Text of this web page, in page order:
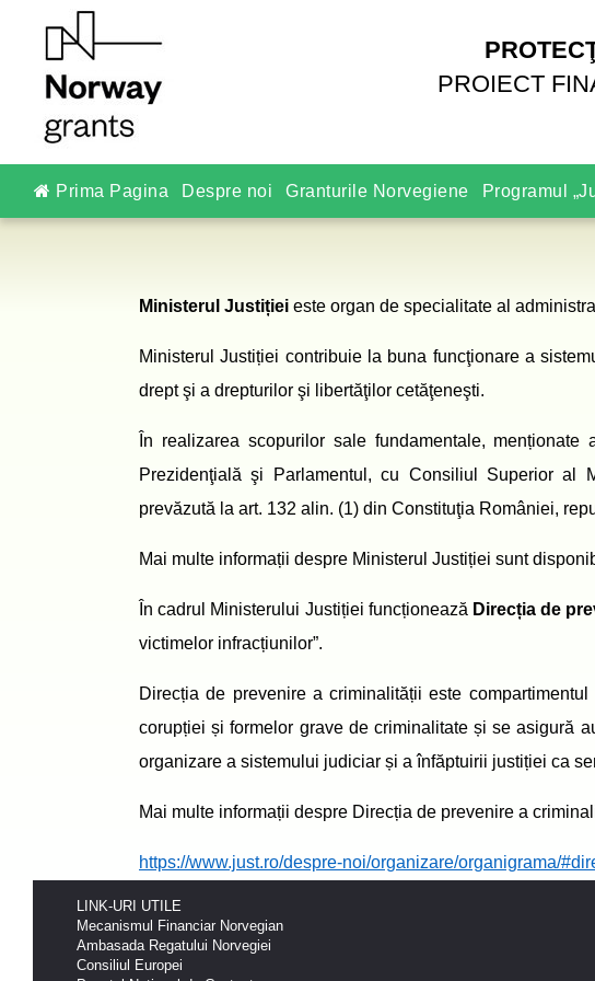
PROIECT
Prima Pagina Despre noi Granturile Norvegiene Programul
Ministerul Justiției este organ de specialitate al
Ministerul Justiției contribuie la buna funcţionare a
drept şi a drepturilor şi libertăţilor cetăţeneşti.
În realizarea scopurilor sale fundamentale,
Prezidenţială şi Parlamentul, cu Consiliul Superior al
prevăzută la art. 132 alin. (1) din Constituţia României,
Mai multe informații despre Ministerul Justiției sunt
În cadrul Ministerului Justiției funcționează Direcția de
victimelor infracțiunilor”.
Direcția de prevenire a criminalității este
corupției și formelor grave de criminalitate și se asigură
organizare a sistemului judiciar și a înfăptuirii justiției ca
Mai multe informații despre Direcția de prevenire a
https://www.just.ro/despre-noi/organizare/organigrama/
LINK-URI UTILE
Mecanismul Financiar Norvegian
Ambasada Regatului Norvegiei
Consiliul Europei